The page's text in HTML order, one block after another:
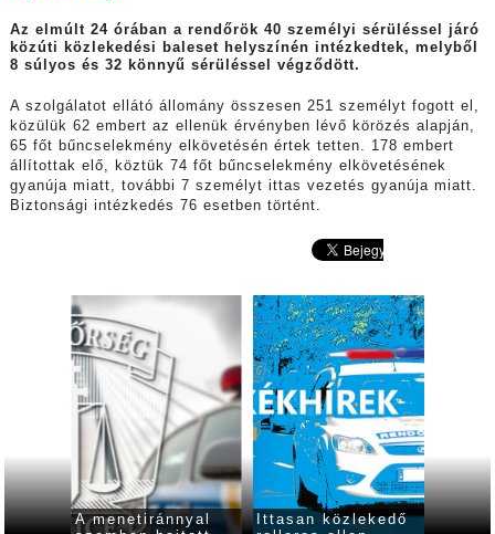
Az elmúlt 24 órában a rendőrök 40 személyi sérüléssel járó
közúti közlekedési baleset helyszínén intézkedtek, melyből
8 súlyos és 32 könnyű sérüléssel végződött.
A szolgálatot ellátó állomány összesen 251 személyt fogott el,
közülük 62 embert az ellenük érvényben lévő körözés alapján,
65 főt bűncselekmény elkövetésén értek tetten. 178 embert
állítottak elő, köztük 74 főt bűncselekmény elkövetésének
gyanúja miatt, további 7 személyt ittas vezetés gyanúja miatt.
Biztonsági intézkedés 76 esetben történt.
A menetiránnyal
Ittasan közlekedő
Két